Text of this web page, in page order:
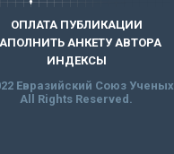
ОПЛАТА ПУБЛИКАЦИИ
АНКЕТУ АВТОРА
ИНДЕКСЫ
Евразийский Союз Ученых.
All Rights Reserved.